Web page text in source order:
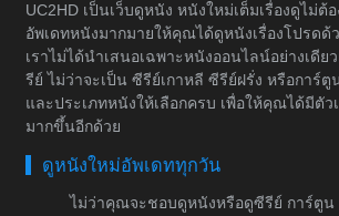
UC2HD เป็นเว็บดูหนัง หนังใหม่เต็มเรื่องดูไม่ต้
อัพเดทหนังมากมายให้คุณได้ดูหนังเรื่องโปรด
เราไม่ได้นำเสนอเฉพาะหนังออนไลน์อย่างเดีย
รีย์ ไม่ว่าจะเป็น ซีรีย์เกาหลี ซีรีย์ฝรั่ง หรือการ์
และประเภทหนังให้เลือกครบ เพื่อให้คุณได้มีตัว
มากขึ้นอีกด้วย
ดูหนังใหม่อัพเดททุกวัน
ไม่ว่าคุณจะชอบดูหนังหรือดูซีรีย์ การ์ตูน